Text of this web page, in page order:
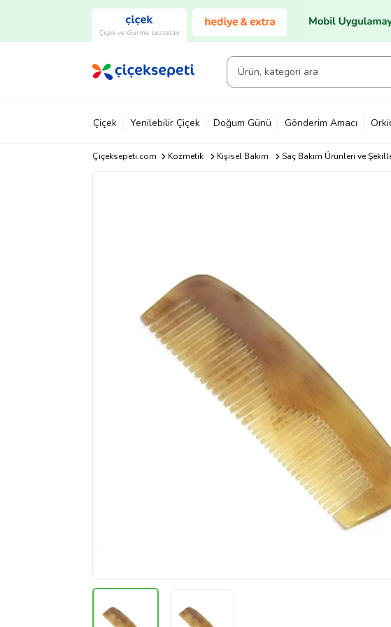
Çiçek ve Gurme Lezzetler
Çiçek Yenilebilir Çiçek Doğum Günü Gönderim Amacı
Çiçeksepeti.com Kozmetik Kişisel Bakım Saç Bakım Ürünleri ve